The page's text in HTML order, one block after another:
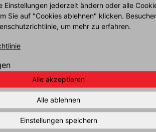
Einstellungen jederzeit ändern oder alle
Sie auf "Cookies ablehnen" klicken.
um mehr zu erfahren.
Alle akzeptieren
Alle ablehnen
Einstellungen speichern
ein